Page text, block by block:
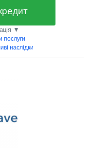
▼
послуги
наслідки